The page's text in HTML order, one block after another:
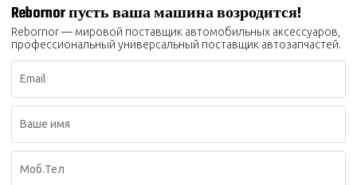
Rebornor пусть ваша машина возродится!
Rebornor — мировой поставщик автомобильных аксессуаров,
профессиональный универсальный поставщик автозапчастей.